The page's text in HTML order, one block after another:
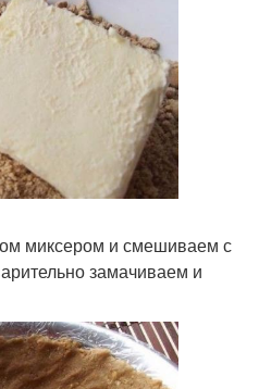
миксером и смешиваем с
замачиваем и